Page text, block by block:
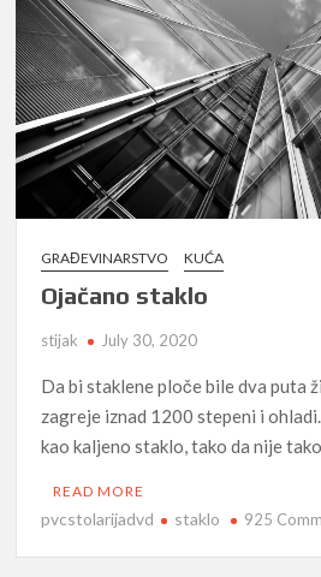
GRAĐEVINARSTVO KUĆA
Ojačano staklo
stijak July 30, 2020
Da bi staklene ploče bile dva puta
zagreje iznad 1200 stepeni i
kao kaljeno staklo, tako da nije
READ MORE
pvcstolarijadvd staklo 925